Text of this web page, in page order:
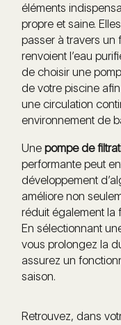
éléments
propre et saine.
passer à travers un
renvoient l’eau
de choisir une
de votre piscine
une circulation
environnement de
Unepompe de
performante peut
développement
améliore non
réduit également la
En sélectionnant
vous prolongez la
assurez un
saison.
Retrouvez, dans